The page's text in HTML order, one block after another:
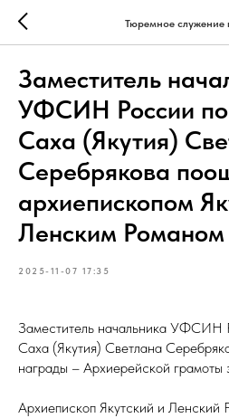
Тюремное служение
Заместитель
УФСИН России по
Саха (Якутия)
Серебрякова
архиепископом
Ленским Романом
2025-11-07 17:35
Заместитель начальника УФСИН
Саха (Якутия) Светлана
награды – Архиерейской грамоты
Архиепископ Якутский и Ленский